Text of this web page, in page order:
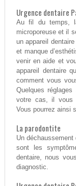
Urgence dentaire
Au fil du temps,
microporeuse et il
un appareil
et manque
venir en aide et
appareil dentaire
comment vous
Quelques
votre cas, il vous
Vous pourrez ainsi
La parodontite
Un
sont les
dentaire, nous
diagnostic.